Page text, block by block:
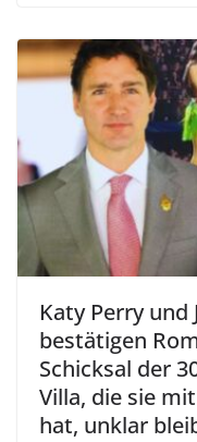
Katy Perry und
bestätigen
Schicksal der
Villa, die sie
hat, unklar